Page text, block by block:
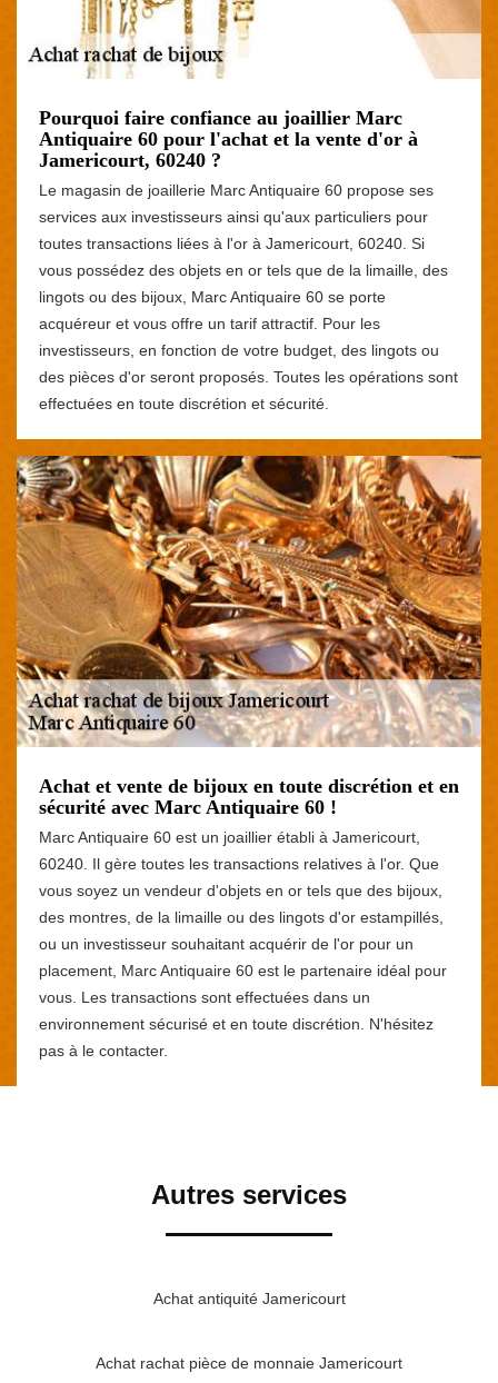
Pourquoi faire confiance au joaillier Marc
Antiquaire 60 pour l'achat et la vente d'or à
Jamericourt, 60240 ?
Le magasin de joaillerie Marc Antiquaire 60 propose ses
services aux investisseurs ainsi qu'aux particuliers pour
toutes transactions liées à l'or à Jamericourt, 60240. Si
vous possédez des objets en or tels que de la limaille, des
lingots ou des bijoux, Marc Antiquaire 60 se porte
acquéreur et vous offre un tarif attractif. Pour les
investisseurs, en fonction de votre budget, des lingots ou
des pièces d'or seront proposés. Toutes les opérations sont
effectuées en toute discrétion et sécurité.
Achat et vente de bijoux en toute discrétion et en
sécurité avec Marc Antiquaire 60 !
Marc Antiquaire 60 est un joaillier établi à Jamericourt,
60240. Il gère toutes les transactions relatives à l'or. Que
vous soyez un vendeur d'objets en or tels que des bijoux,
des montres, de la limaille ou des lingots d'or estampillés,
ou un investisseur souhaitant acquérir de l'or pour un
placement, Marc Antiquaire 60 est le partenaire idéal pour
vous. Les transactions sont effectuées dans un
environnement sécurisé et en toute discrétion. N'hésitez
pas à le contacter.
Autres services
Achat antiquité Jamericourt
Achat rachat pièce de monnaie Jamericourt